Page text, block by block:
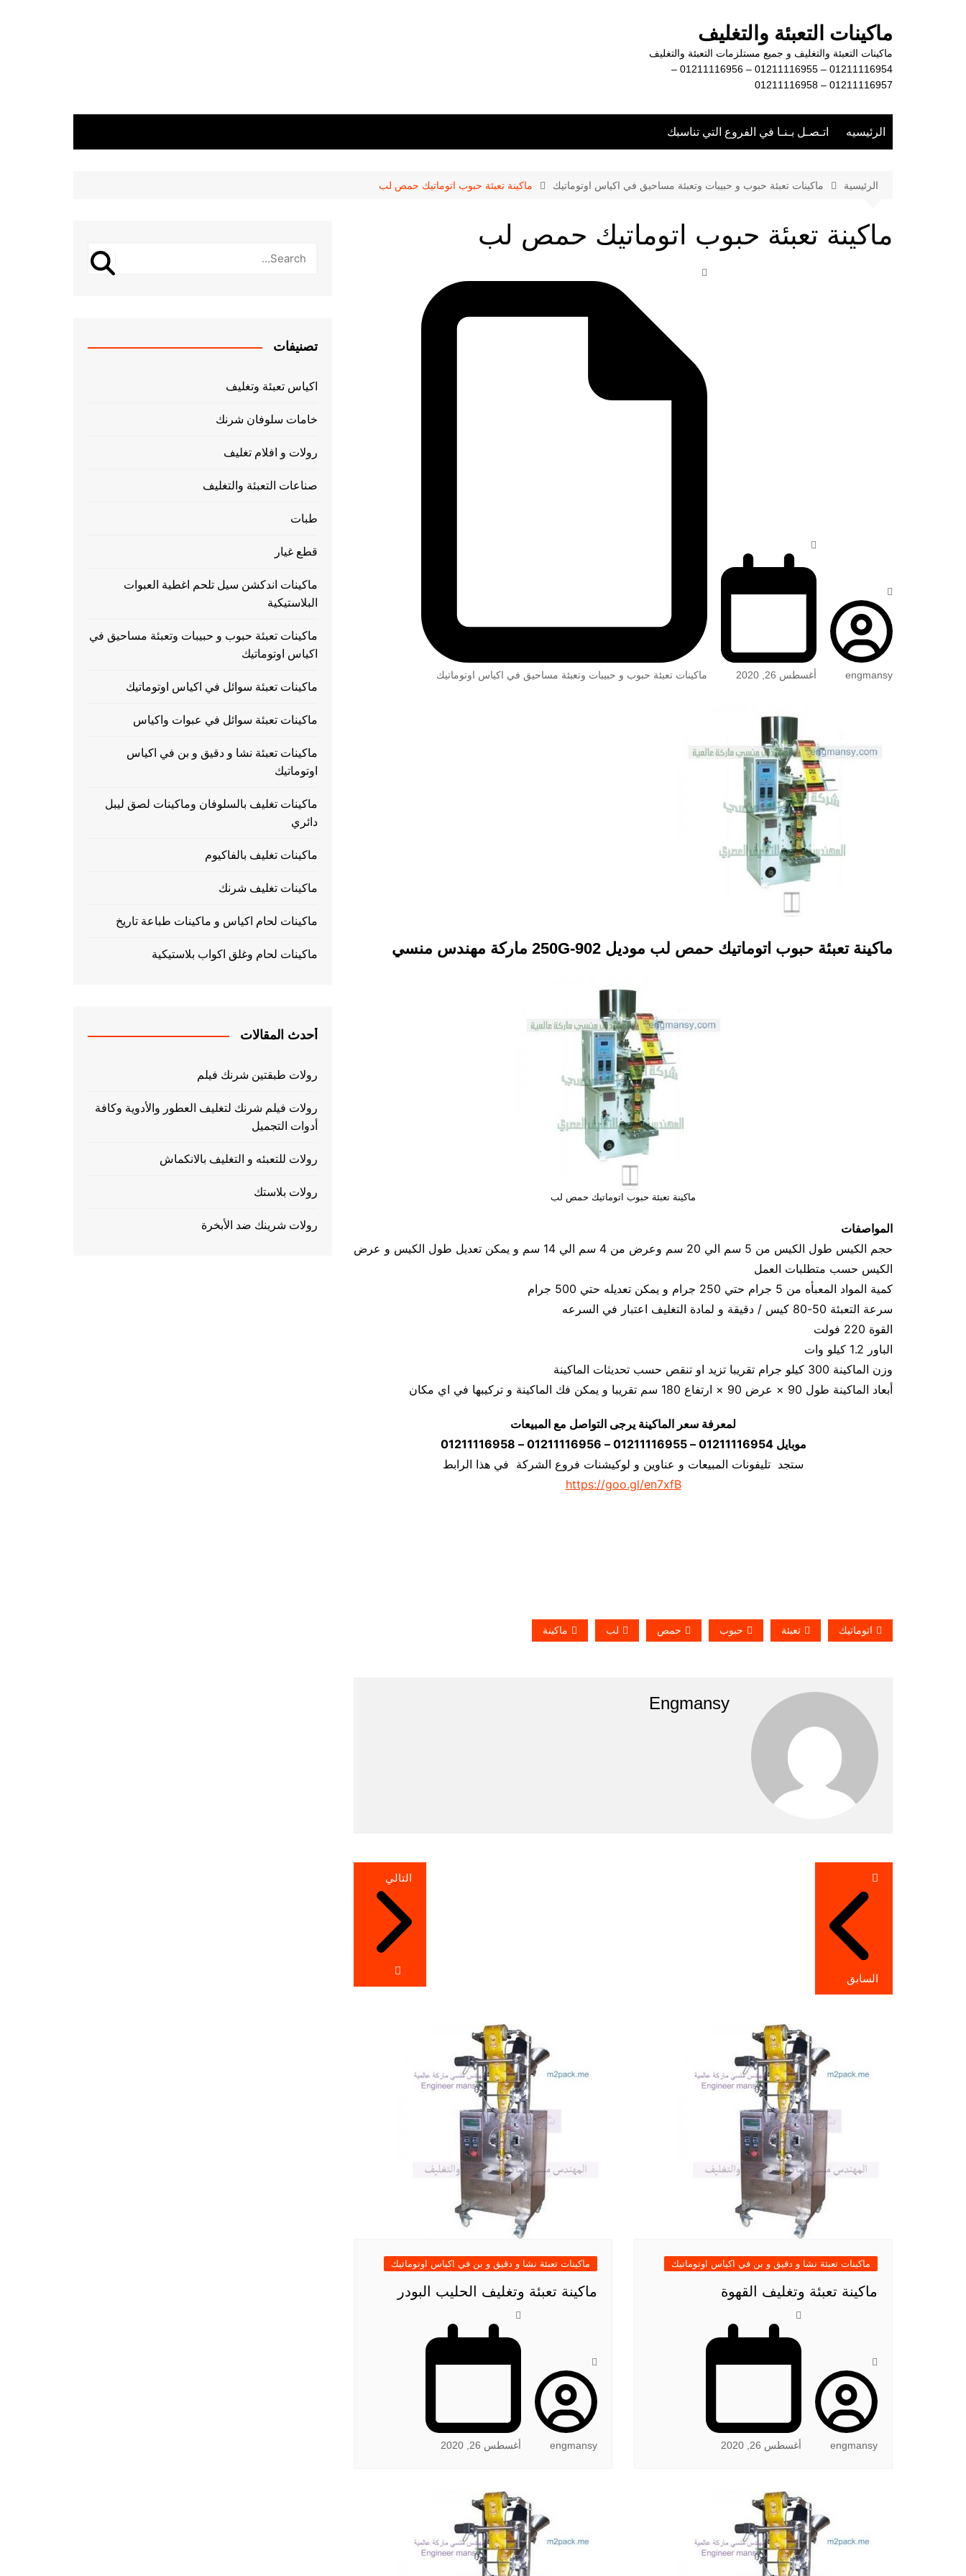
ماكينات التعبئة والتغليف
ماكينات التعبئة والتغليف و جميع مستلزمات التعبئة والتغليف
01211116954 – 01211116955 – 01211116956 –
01211116957 – 01211116958
الرئيسيه اتـصـل بـنـا في الفروع التي تناسبك
الرئيسية ماكينات تعبئة حبوب و حبيبات وتعبئة مساحيق في اكياس اوتوماتيك ماكينة تعبئة حبوب اتوماتيك حمص لب
ماكينة تعبئة حبوب اتوماتيك حمص لب
engmansy أغسطس 26, 2020 ماكينات تعبئة حبوب و حبيبات وتعبئة مساحيق في اكياس اوتوماتيك
ماكينة تعبئة حبوب اتوماتيك حمص لب موديل 902-250G ماركة مهندس منسي
ماكينة تعبئة حبوب اتوماتيك حمص لب
المواصفات
حجم الكيس طول الكيس من 5 سم الي 20 سم وعرض من 4 سم الي 14 سم و يمكن تعديل طول الكيس و عرض
الكيس حسب متطلبات العمل
كمية المواد المعبأه من 5 جرام حتي 250 جرام و يمكن تعديله حتي 500 جرام
سرعة التعبئة 50-80 كيس / دقيقة و لمادة التغليف اعتبار في السرعه
القوة 220 فولت
الباور 1.2 كيلو وات
وزن الماكينة 300 كيلو جرام تقريبا تزيد او تنقص حسب تحديثات الماكينة
أبعاد الماكينة طول 90 × عرض 90 × ارتفاع 180 سم تقريبا و يمكن فك الماكينة و تركيبها في اي مكان
لمعرفة سعر الماكينة يرجى التواصل مع المبيعات
موبايل 01211116954 – 01211116955 – 01211116956 – 01211116958
ستجد تليفونات المبيعات و عناوين و لوكيشنات فروع الشركة في هذا الرابط
https://goo.gl/en7xfB
اتوماتيك تعبئة حبوب حمص لب ماكينة
Engmansy
تصفّح
المقالات
السابق
التالي
ماكينات تعبئة نشا و دقيق و بن في اكياس اوتوماتيك
ماكينة تعبئة وتغليف القهوة
engmansy أغسطس 26, 2020
ماكينات تعبئة نشا و دقيق و بن في اكياس اوتوماتيك
ماكينة تعبئة وتغليف الحليب البودر
engmansy أغسطس 26, 2020
تصنيفات
اكياس تعبئة وتغليف
خامات سلوفان شرنك
رولات و افلام تغليف
صناعات التعبئة والتغليف
طبات
قطع غيار
ماكينات اندكشن سيل تلحم اغطية العبوات
البلاستيكية
ماكينات تعبئة حبوب و حبيبات وتعبئة مساحيق في
اكياس اوتوماتيك
ماكينات تعبئة سوائل في اكياس اوتوماتيك
ماكينات تعبئة سوائل في عبوات واكياس
ماكينات تعبئة نشا و دقيق و بن في اكياس
اوتوماتيك
ماكينات تغليف بالسلوفان وماكينات لصق ليبل
دائري
ماكينات تغليف بالفاكيوم
ماكينات تغليف شرنك
ماكينات لحام اكياس و ماكينات طباعة تاريخ
ماكينات لحام وغلق اكواب بلاستيكية
أحدث المقالات
رولات طبقتين شرنك فيلم
رولات فيلم شرنك لتغليف العطور والأدوية وكافة
أدوات التجميل
رولات للتعبئه و التغليف بالانكماش
رولات بلاستك
رولات شرينك ضد الأبخرة